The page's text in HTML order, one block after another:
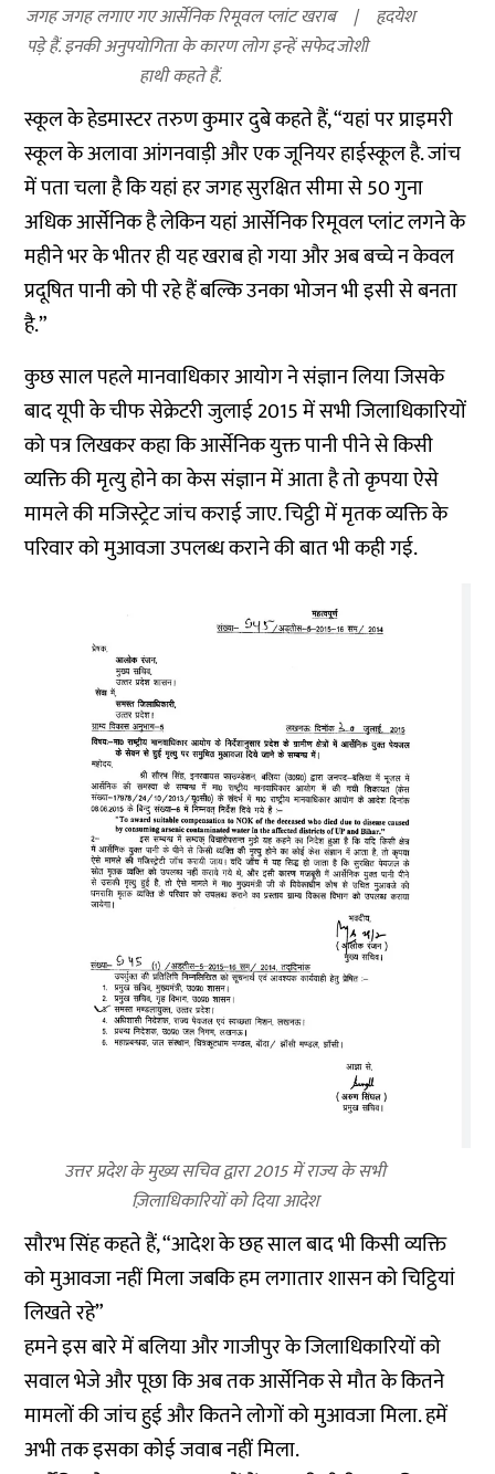
जगह जगह लगाए गए आर्सेनिक रिमूवल प्लांट खराब
पड़े हैं. इनकी अनुपयोगिता के कारण लोग इन्हें सफेद
हाथी कहते हैं.
हृदयेश
जोशी
स्कूल के हेडमास्टर तरुण कुमार दुबे कहते हैं, “यहां पर प्राइमरी
स्कूल के अलावा आंगनवाड़ी और एक जूनियर हाईस्कूल है. जांच
में पता चला है कि यहां हर जगह सुरक्षित सीमा से 50 गुना
अधिक आर्सेनिक है लेकिन यहां आर्सेनिक रिमूवल प्लांट लगने के
महीने भर के भीतर ही यह खराब हो गया और अब बच्चे न केवल
प्रदूषित पानी को पी रहे हैं बल्कि उनका भोजन भी इसी से बनता
है.”
कुछ साल पहले मानवाधिकार आयोग ने संज्ञान लिया जिसके
बाद यूपी के चीफ सेक्रेटरी जुलाई 2015 में सभी जिलाधिकारियों
को पत्र लिखकर कहा कि आर्सेनिक युक्त पानी पीने से किसी
व्यक्ति की मृत्यु होने का केस संज्ञान में आता है तो कृपया ऐसे
मामले की मजिस्ट्रेट जांच कराई जाए. चिट्ठी में मृतक व्यक्ति के
परिवार को मुआवजा उपलब्ध कराने की बात भी कही गई.
उत्तर प्रदेश के मुख्य सचिव द्वारा 2015 में राज्य के सभी
ज़िलाधिकारियों को दिया आदेश
सौरभ सिंह कहते हैं, “आदेश के छह साल बाद भी किसी व्यक्ति
को मुआवजा नहीं मिला जबकि हम लगातार शासन को चिट्ठियां
लिखते रहे”
हमने इस बारे में बलिया और गाजीपुर के जिलाधिकारियों को
सवाल भेजे और पूछा कि अब तक आर्सेनिक से मौत के कितने
मामलों की जांच हुई और कितने लोगों को मुआवजा मिला. हमें
अभी तक इसका कोई जवाब नहीं मिला.